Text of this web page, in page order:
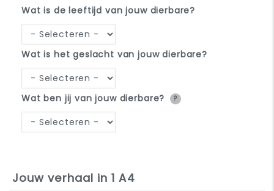
Wat is de leeftijd van jouw dierbare?
Wat is het geslacht van jouw dierbare?
Wat ben jij van jouw dierbare? ?
Jouw verhaal in 1 A4